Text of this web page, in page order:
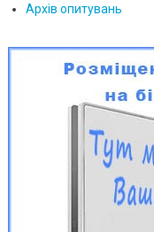
Архів опитувань